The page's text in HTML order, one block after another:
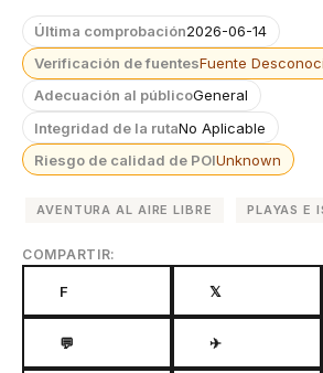
Última comprobación2026-06-14
Verificación de fuentesFuente
Adecuación al públicoGeneral
Integridad de la rutaNo Aplicable
Riesgo de calidad de POIUnknown
AVENTURA AL AIRE LIBRE PLAYAS E
COMPARTIR:
F 𝕏
💬 ✈